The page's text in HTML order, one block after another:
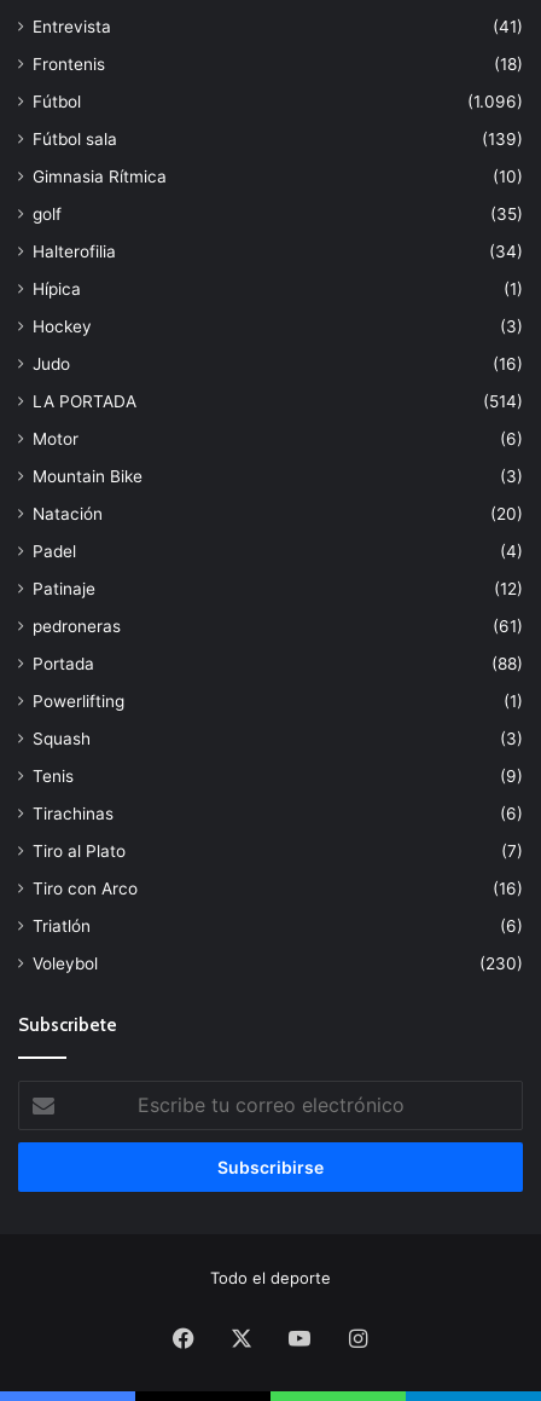
Entrevista
(41)
Frontenis
(18)
Fútbol
(1.096)
Fútbol sala
(139)
Gimnasia Rítmica
(10)
golf
(35)
Halterofilia
(34)
Hípica
(1)
Hockey
(3)
Judo
(16)
LA PORTADA
(514)
Motor
(6)
Mountain Bike
(3)
Natación
(20)
Padel
(4)
Patinaje
(12)
pedroneras
(61)
Portada
(88)
Powerlifting
(1)
Squash
(3)
Tenis
(9)
Tirachinas
(6)
Tiro al Plato
(7)
Tiro con Arco
(16)
Triatlón
(6)
Voleybol
(230)
Subscribete
tu
correo
Todo el deporte
Facebook YouTubeInstagram